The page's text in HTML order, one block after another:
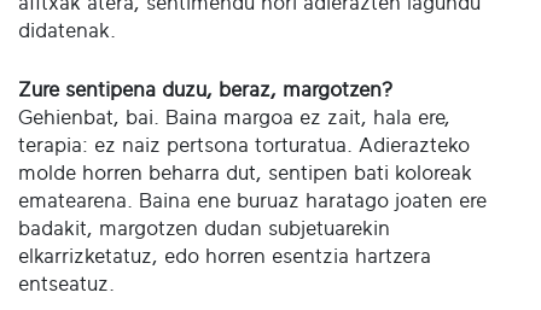
didatenak.
Zure sentipena duzu, beraz, margotzen?
Gehienbat, bai. Baina margoa ez zait, hala ere,
terapia: ez naiz pertsona torturatua. Adierazteko
molde horren beharra dut, sentipen bati koloreak
ematearena. Baina ene buruaz haratago joaten ere
badakit, margotzen dudan subjetuarekin
elkarrizketatuz, edo horren esentzia hartzera
entseatuz.